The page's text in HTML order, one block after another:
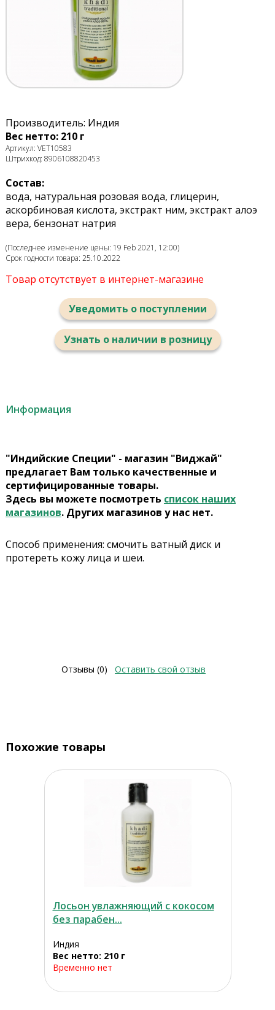
Производитель: Индия
Вес нетто: 210 г
Артикул: VET10583
Штрихкод: 8906108820453
Состав:
вода, натуральная розовая вода, глицерин,
аскорбиновая кислота, экстракт ним, экстракт алоэ
вера, бензонат натрия
(Последнее изменение цены: 19 Feb 2021, 12:00)
Срок годности товара: 25.10.2022
Товар отсутствует в интернет-магазине
Уведомить о поступлении
Узнать о наличии в розницу
Информация
"Индийские Специи" - магазин "Виджай"
предлагает Вам только качественные и
сертифицированные товары.
Здесь вы можете посмотреть список наших
магазинов. Других магазинов у нас нет.
Способ применения: смочить ватный диск и
протереть кожу лица и шеи.
Отзывы (0) Оставить свой отзыв
Похожие товары
Лосьон увлажняющий с кокосом
без парабен...
Индия
Вес нетто: 210 г
Временно нет